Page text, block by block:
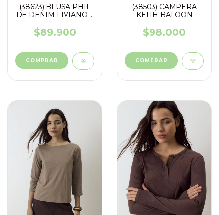
(38623) BLUSA PHIL
DE DENIM LIVIANO Y
$89.900
COMPRAR
(38503) CAMPERA
KEITH BALOON
$98.000
COMPRAR